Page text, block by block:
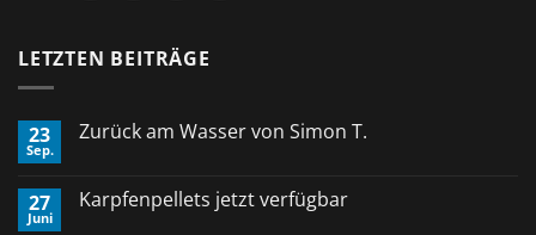
LETZTEN BEITRÄGE
23
Sep.
Zurück am Wasser von Simon T.
Zurück
27
Juni
Karpfenpellets jetzt verfügbar